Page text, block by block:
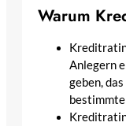
Warum
Anlegern
geben,